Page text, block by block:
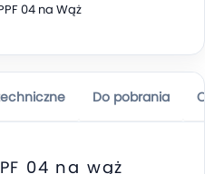
04 na Wąż
Do pobrania
04 na wąż